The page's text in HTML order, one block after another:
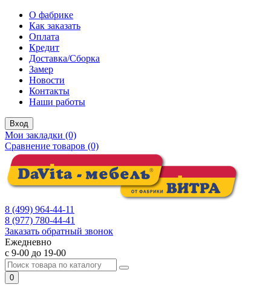
О фабрике
Как заказать
Оплата
Кредит
Доставка/Сборка
Замер
Новости
Контакты
Наши работы
Вход
Мои закладки (0)
Сравнение товаров (0)
8 (499) 964-44-11
8 (977) 780-44-41
Заказать обратный звонок
Ежедневно
с 9-00 до 19-00
0